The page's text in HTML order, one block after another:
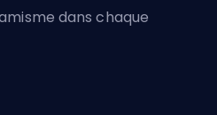
dans chaque